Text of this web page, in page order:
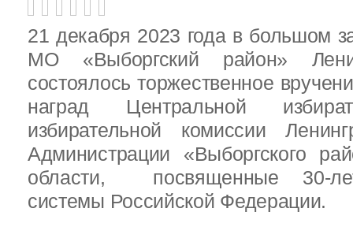
21 декабря 2023 года в большом
МО «Выборгский район»
состоялось торжественное
наград Центральной
избирательной комиссии
Администрации «Выборгского
области, посвященные 30-
системы Российской Федерации.